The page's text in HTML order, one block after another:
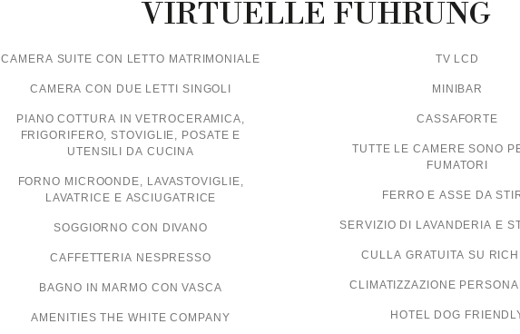
VIRTUELLE FÜHRUNG
CAMERA SUITE CON LETTO MATRIMONIALE
CAMERA CON DUE LETTI SINGOLI
PIANO COTTURA IN VETROCERAMICA,
FRIGORIFERO, STOVIGLIE, POSATE E
UTENSILI DA CUCINA
FORNO MICROONDE, LAVASTOVIGLIE,
LAVATRICE E ASCIUGATRICE
SOGGIORNO CON DIVANO
CAFFETTERIA NESPRESSO
BAGNO IN MARMO CON VASCA
AMENITIES THE WHITE COMPANY
TV LCD
MINIBAR
CASSAFORTE
TUTTE LE CAMERE SONO
FUMATORI
FERRO E ASSE DA
SERVIZIO DI LAVANDERIA E
CULLA GRATUITA SU
CLIMATIZZAZIONE
HOTEL DOG